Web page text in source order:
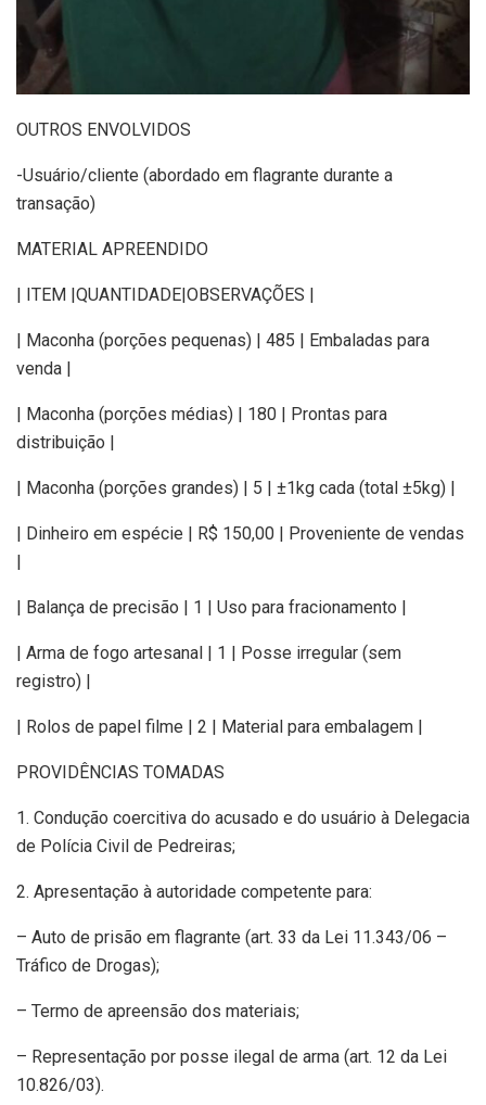
OUTROS ENVOLVIDOS
-Usuário/cliente (abordado em flagrante durante a
transação)
MATERIAL APREENDIDO
| ITEM |QUANTIDADE|OBSERVAÇÕES |
| Maconha (porções pequenas) | 485 | Embaladas para
venda |
| Maconha (porções médias) | 180 | Prontas para
distribuição |
| Maconha (porções grandes) | 5 | ±1kg cada (total ±5kg) |
| Dinheiro em espécie | R$ 150,00 | Proveniente de vendas
| Balança de precisão | 1 | Uso para fracionamento |
| Arma de fogo artesanal | 1 | Posse irregular (sem
registro) |
| Rolos de papel filme | 2 | Material para embalagem |
PROVIDÊNCIAS TOMADAS
1. Condução coercitiva do acusado e do usuário à Delegacia
de Polícia Civil de Pedreiras;
2. Apresentação à autoridade competente para:
– Auto de prisão em flagrante (art. 33 da Lei 11.343/06 –
Tráfico de Drogas);
– Termo de apreensão dos materiais;
– Representação por posse ilegal de arma (art. 12 da Lei
10.826/03).